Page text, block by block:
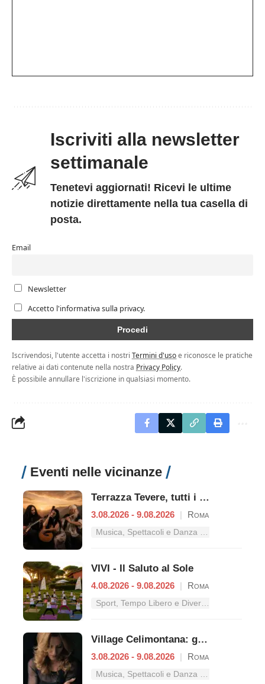
Iscriviti alla newsletter
settimanale
Tenetevi aggiornati! Ricevi le ultime
notizie direttamente nella tua casella di
posta.
Email
Newsletter
Accetto l'informativa sulla privacy.
Iscrivendosi, l'utente accetta i nostri Termini d'usoe riconosce le pratiche
relative ai dati contenute nella nostra Privacy Policy.
È possibile annullare l'iscrizione in qualsiasi momento.
Eventi nelle vicinanze
Terrazza Tevere, tutti i concerti dal 3 al 9 agosto
3.08.2026 - 9.08.2026 | Roma
VIVI - Il Saluto al Sole
4.08.2026 - 9.08.2026 | Roma
Village Celimontana: gli appuntamenti dal 3 al 9 agosto
3.08.2026 - 9.08.2026 | Roma